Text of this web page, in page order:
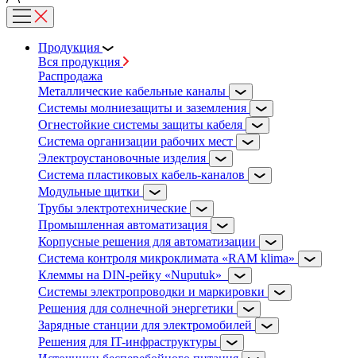
Продукция
Вся продукция
Распродажа
Металлические кабельные каналы
Системы молниезащиты и заземления
Огнестойкие системы защиты кабеля
Система организации рабочих мест
Электроустановочные изделия
Система пластиковых кабель-каналов
Модульные щитки
Трубы электротехнические
Промышленная автоматизация
Корпусные решения для автоматизации
Система контроля микроклимата «RAM klima»
Клеммы на DIN-рейку «Nuputuk»
Системы электропроводки и маркировки
Решения для солнечной энергетики
Зарядные станции для электромобилей
Решения для IT-инфраструктуры